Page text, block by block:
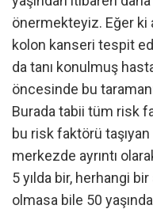
önermekteyiz. Eğer ki
kolon kanseri tespit
da tanı konulmuş
öncesinde bu
Burada tabii tüm risk
bu risk faktörü
merkezde ayrıntı
5 yılda bir, herhangi
olmasa bile 50